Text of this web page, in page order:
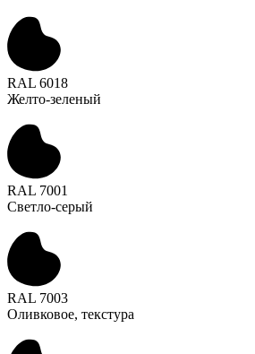
RAL 6018
Желто-зеленый
RAL 7001
Светло-серый
RAL 7003
Оливковое, текстура